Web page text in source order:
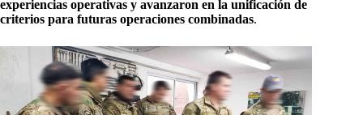
experiencias operativas y avanzaron en la unificación de
criterios para futuras operaciones combinadas.